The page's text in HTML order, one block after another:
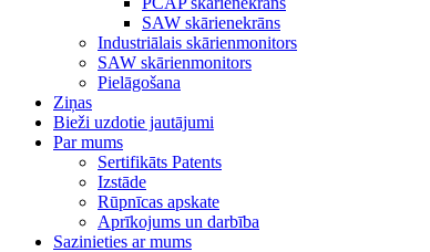
SAW skārienekrāns
Industriālais skārienmonitors
SAW skārienmonitors
Pielāgošana
Ziņas
Bieži uzdotie jautājumi
Par mums
Sertifikāts Patents
Izstāde
Rūpnīcas apskate
Aprīkojums un darbība
Sazinieties ar mums